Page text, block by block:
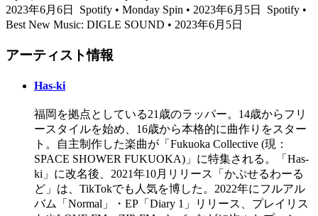
2023年6月6日
Spotify • Monday Spin • 2023年6月5日
Spotify •
Best New Music: DIGLE SOUND • 2023年6月5日
アーティスト情報
Has-ki
福岡を拠点としている21歳のラッパー。14歳からフリ
ースタイルを始め、16歳から本格的に曲作りをスター
ト。自主制作した楽曲が「Fukuoka Collective (現：
SPACE SHOWER FUKUOKA)」に特集される。「Has-
ki」に改名後、2021年10月リリース「かぷせるわーる
ど」は、TikTokでも人気を博した。2022年にフルアル
バム「Normal」・EP「Diary 1」リリース、プレイリス